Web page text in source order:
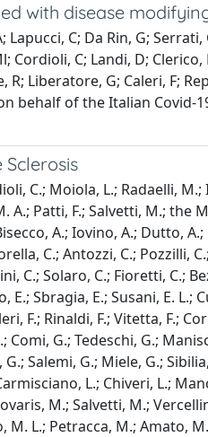
with disease
C; Da Rin, G; Serrati,
C; Landi, D;
Liberatore, G; Caleri, F;
behalf of the Italian Covid-
C.; Moiola, L.; Radaelli, M.;
A.; Patti, F.; Salvetti, M.; the
A.; Iovino, A.; Dutto, A.;
C.; Antozzi, C.; Pozzilli,
C.; Solaro, C.; Fioretti, C.;
Sbragia, E.; Susani, E. L.;
F.; Rinaldi, F.; Vitetta, F.;
Comi, G.; Tedeschi, G.;
Salemi, G.; Miele, G.;
L.; Chiveri, L.;
M.; Salvetti, M.;
L.; Petracca, M.; Amato,